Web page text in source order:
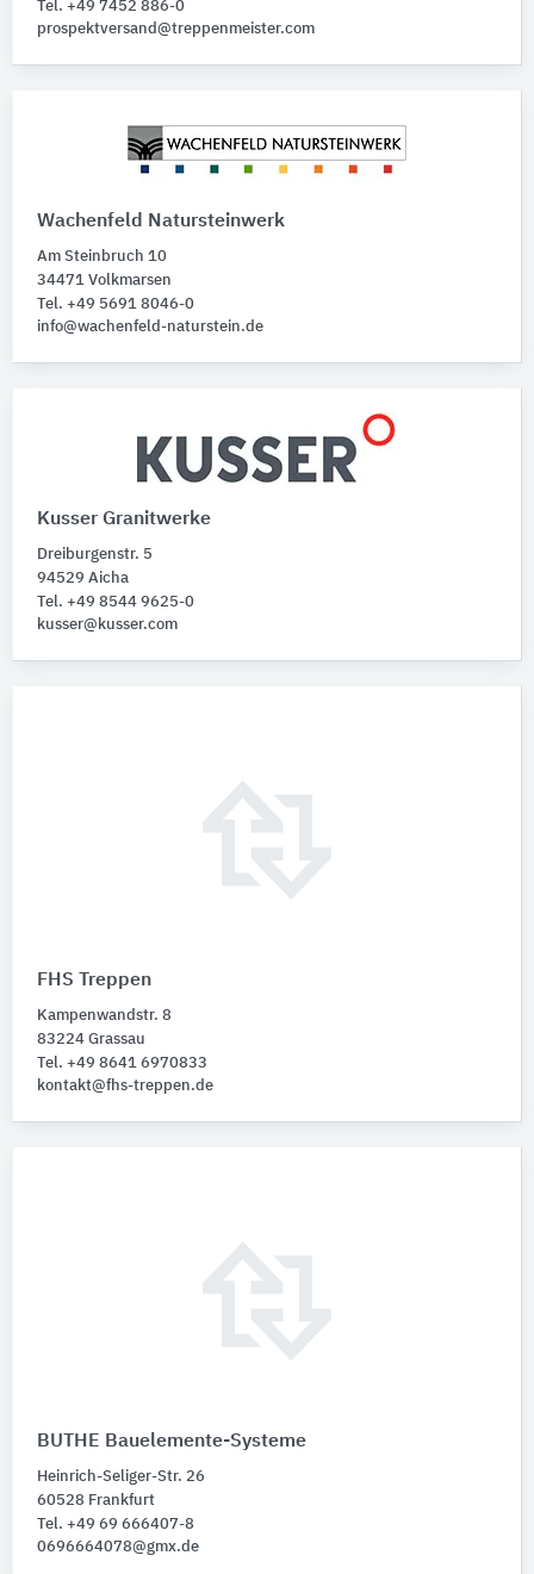
Tel. +49 7452 886-0
prospektversand@treppenmeister.com
Wachenfeld Natursteinwerk
Am Steinbruch 10
34471 Volkmarsen
Tel. +49 5691 8046-0
info@wachenfeld-naturstein.de
Kusser Granitwerke
Dreiburgenstr. 5
94529 Aicha
Tel. +49 8544 9625-0
kusser@kusser.com
FHS Treppen
Kampenwandstr. 8
83224 Grassau
Tel. +49 8641 6970833
kontakt@fhs-treppen.de
BUTHE Bauelemente-Systeme
Heinrich-Seliger-Str. 26
60528 Frankfurt
Tel. +49 69 666407-8
0696664078@gmx.de